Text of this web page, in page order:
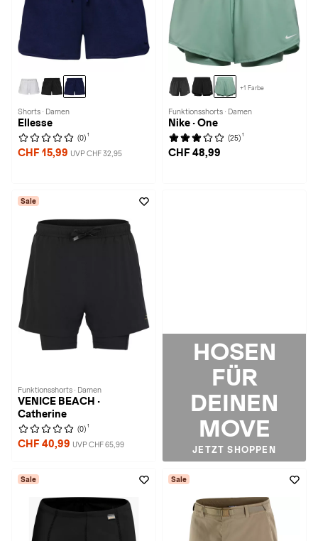
Shorts · Damen
Ellesse
(0) 1
CHF 15,99 UVP CHF 32,95
+1 Farbe
Funktionsshorts · Damen
Nike · One
(25) 1
CHF 48,99
Sale
Funktionsshorts · Damen
VENICE BEACH ·
Catherine
(0) 1
CHF 40,99 UVP CHF 65,99
HOSEN
FÜR
DEINEN
MOVE
JETZT SHOPPEN
Sale Sale